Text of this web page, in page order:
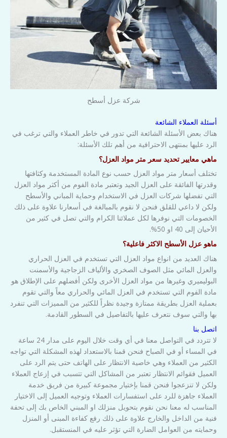
شركة عزل أسطح
أسئلة العملاء الشائعة
هناك بعض الأسئلة الشائعة التي تدور في خاطر العملاء والتي ترغب في
الرد عليها بمنتهى الاحترافية من أهم تلك الأسئلة:
ماهي معايير تحديد سعر متر مواد العزل؟
تختلف أسعار متر مواد العزل حسب نوع المادة المستخدمة وكثافتها
وقدرتها الفائقة على العزل الجيد وتعتبر مادة الفوم من أكثر مواد العزل
التي تفضلها شركات العزل في الاستخدام وحماية المباني والأسطح
ولكن لا داعي للقلق فنحن لا نقوم بالمبالغة في أسعارنا علاوة على ذلك
الخصومات التي نوفرها لكل عملائنا الكرام والتي تصل في كثير من
الأحيان إلى 40 او 50%.
ماهو عزل الأسطح الاكثر فاعلية؟
هناك العديد من انواع مواد العزل التي تستخدم في العزل الحراري
والعزل المائي مثل الصوف الصخري والألياف الزجاجية والأسمنت
البوليميري وغيرها من مواد العزل الأخرى ولكن أفضلهم على الإطلاق هو
مادة الفوم التي تستخدم في العزل المائي والحراري معاً والتي تقوم
بعملية العزل بطريقة ممتازة وجيدة نظراً للكثير من المميزات التي تنفرد
بها والتي سوف نتعرف عليها بالتفاصيل في السطور القادمة.
اتصل بنا
لا تتردد في التواصل معنا في أي وقت خلال اليوم على مدار 24 ساعة
في المساء أو في الصباح فنحن قمنا بالاستعداد لهذه المشكلة التي تواجه
الكثير من العملاء وهي خاصية الانتظار على الهاتف حتى يتم الرد على
العميل فقوائم الانتظار تعتبر من المشاكل التي تتسبب في إزعاج العملاء
ولكن لا تنزعجوا فنحن قمنا بإختيار مجموعة كبيرة من فريق خدمة
العملاء جاهزة للرد على استفسارات العملاء وتوجيه العميل إلى الاختيار
المناسب له معنا نحن نقوم بتحويل منزلك او المبني الخاص بك إلى تحفة
فنية من الداخل والخارج علاوة على ذلك رفع كفاءة المبنى أو المنزل
وحمايته من العوامل الضارة التي تؤثر عليه في المنستقبل.